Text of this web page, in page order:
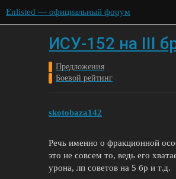
Enlisted — официальный форум
ИСУ-152 на III
Предложения
Боевой рейтинг
skotobaza142
Речь именно о фракционной
это не совсем то, ведь его
урона, лп советов на 5 бр и т.д.